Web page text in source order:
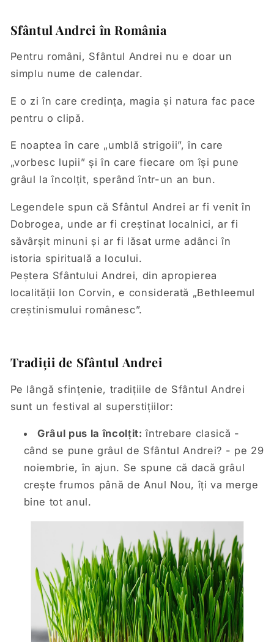
Sfântul Andrei în România
Pentru români, Sfântul Andrei nu e doar un
simplu nume de calendar.
E o zi în care credința, magia și natura fac pace
pentru o clipă.
E noaptea în care „umblă strigoii”, în care
„vorbesc lupii” și în care fiecare om își pune
grâul la încolțit, sperând într-un an bun.
Legendele spun că Sfântul Andrei ar fi venit în
Dobrogea, unde ar fi creștinat localnici, ar fi
săvârșit minuni și ar fi lăsat urme adânci în
istoria spirituală a locului.
Peștera Sfântului Andrei, din apropierea
localității Ion Corvin, e considerată „Bethleemul
creștinismului românesc”.
Tradiții de Sfântul Andrei
Pe lângă sfințenie, tradițiile de Sfântul Andrei
sunt un festival al superstițiilor:
Grâul pus la încolțit: întrebare clasică -
când se pune grâul de Sfântul Andrei? - pe 29
noiembrie, în ajun. Se spune că dacă grâul
crește frumos până de Anul Nou, îți va merge
bine tot anul.